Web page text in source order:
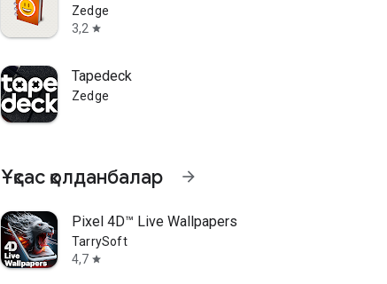
Zedge
3,2 star
Tapedeck
Zedge
Ұқсас қолданбалар arrow_forward
Pixel 4D™ Live Wallpapers
TarrySoft
4,7 star